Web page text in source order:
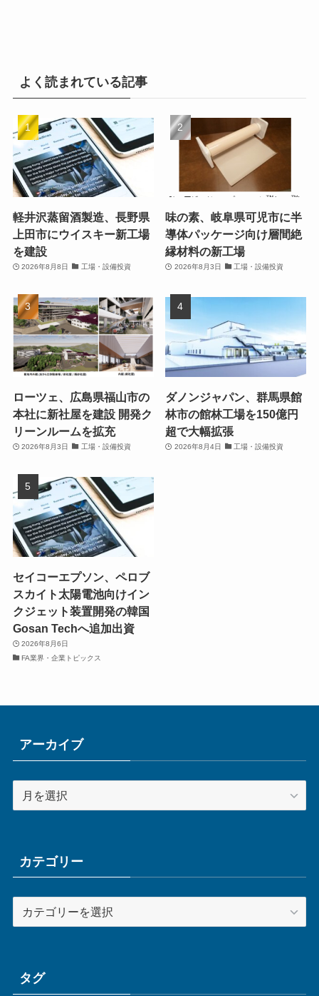
よく読まれている記事
軽井沢蒸留酒製造、長野県
上田市にウイスキー新工場
を建設
2026年8月8日 工場・設備投資
味の素、岐阜県可児市に半
導体パッケージ向け層間絶
縁材料の新工場
2026年8月3日 工場・設備投資
ローツェ、広島県福山市の
本社に新社屋を建設 開発ク
リーンルームを拡充
2026年8月3日 工場・設備投資
ダノンジャパン、群馬県館
林市の館林工場を150億円
超で大幅拡張
2026年8月4日 工場・設備投資
セイコーエプソン、ペロブ
スカイト太陽電池向けイン
クジェット装置開発の韓国
Gosan Techへ追加出資
2026年8月6日
FA業界・企業トピックス
アーカイブ
ー
ブカテゴリー
テ
ータグ